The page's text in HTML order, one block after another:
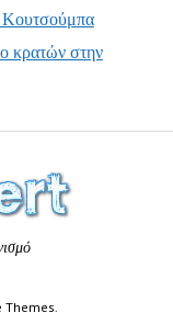
Κουτσούμπα
κρατών στην
Themes.